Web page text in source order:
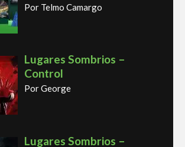
Por Telmo Camargo
Lugares Sombrios –
Control
Por George
Lugares Sombrios –